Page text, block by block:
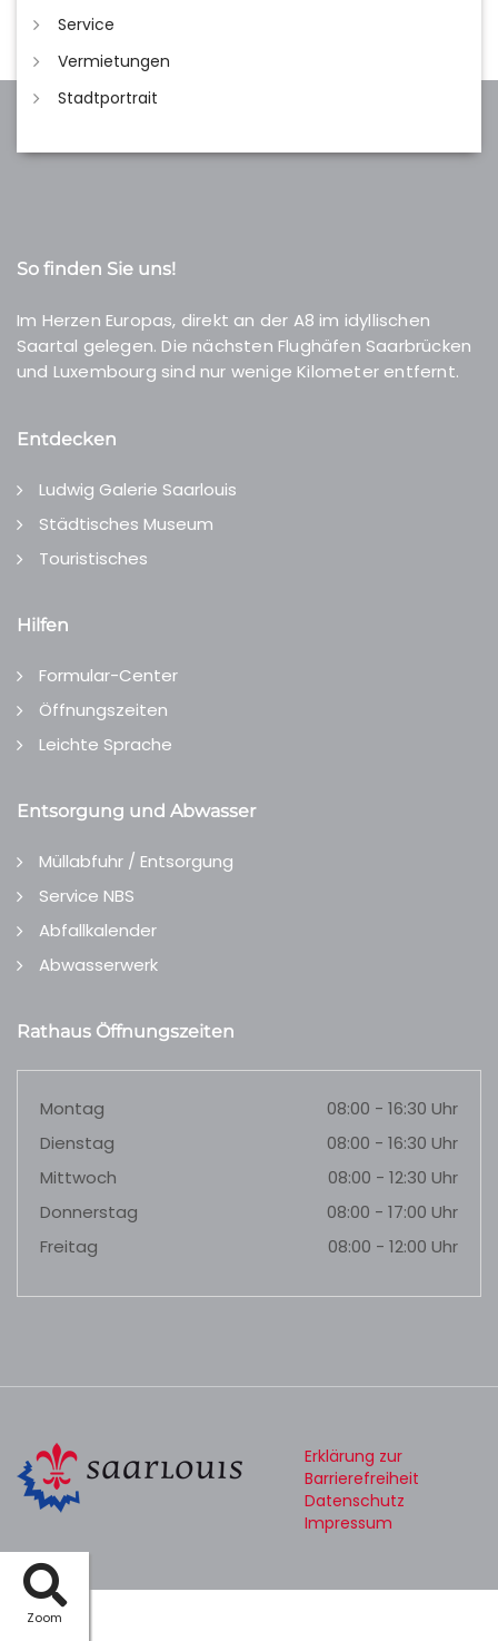
Zoom
Service
Vermietungen
Stadtportrait
So finden Sie uns!
Im Herzen Europas, direkt an der A8 im idyllischen
Saartal gelegen. Die nächsten Flughäfen Saarbrücken
und Luxembourg sind nur wenige Kilometer entfernt.
Entdecken
Ludwig Galerie Saarlouis
Städtisches Museum
Touristisches
Hilfen
Formular-Center
Öffnungszeiten
Leichte Sprache
Entsorgung und Abwasser
Müllabfuhr / Entsorgung
Service NBS
Abfallkalender
Abwasserwerk
Rathaus Öffnungszeiten
Montag
08:00 - 16:30 Uhr
Dienstag
08:00 - 16:30 Uhr
Mittwoch
08:00 - 12:30 Uhr
Donnerstag
08:00 - 17:00 Uhr
Freitag
08:00 - 12:00 Uhr
Erklärung zur
Barrierefreiheit
Datenschutz
Impressum